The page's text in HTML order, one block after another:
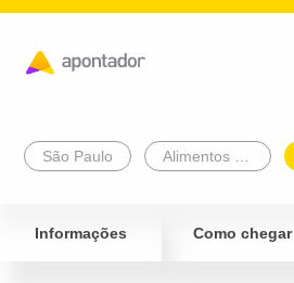
São Paulo
Informações Como chegar